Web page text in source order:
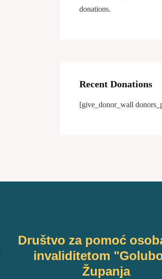
donations.
Recent Donations
[give_donor_wall
Društvo za pomoć
invaliditetom
Županja